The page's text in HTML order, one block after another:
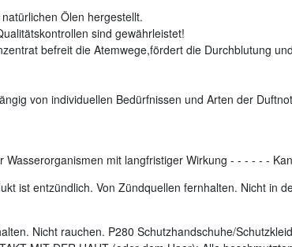
Ölen hergestellt.
sind gewährleistet!
befreit die Atemwege,fördert die Durchblutung
von individuellen Bedürfnissen und Arten der
Wasserorganismen mit langfristiger Wirkung - - - - - -
ist entzündlich. Von Zündquellen fernhalten. Nicht in
Nicht rauchen. P280 Schutzhandschuhe/